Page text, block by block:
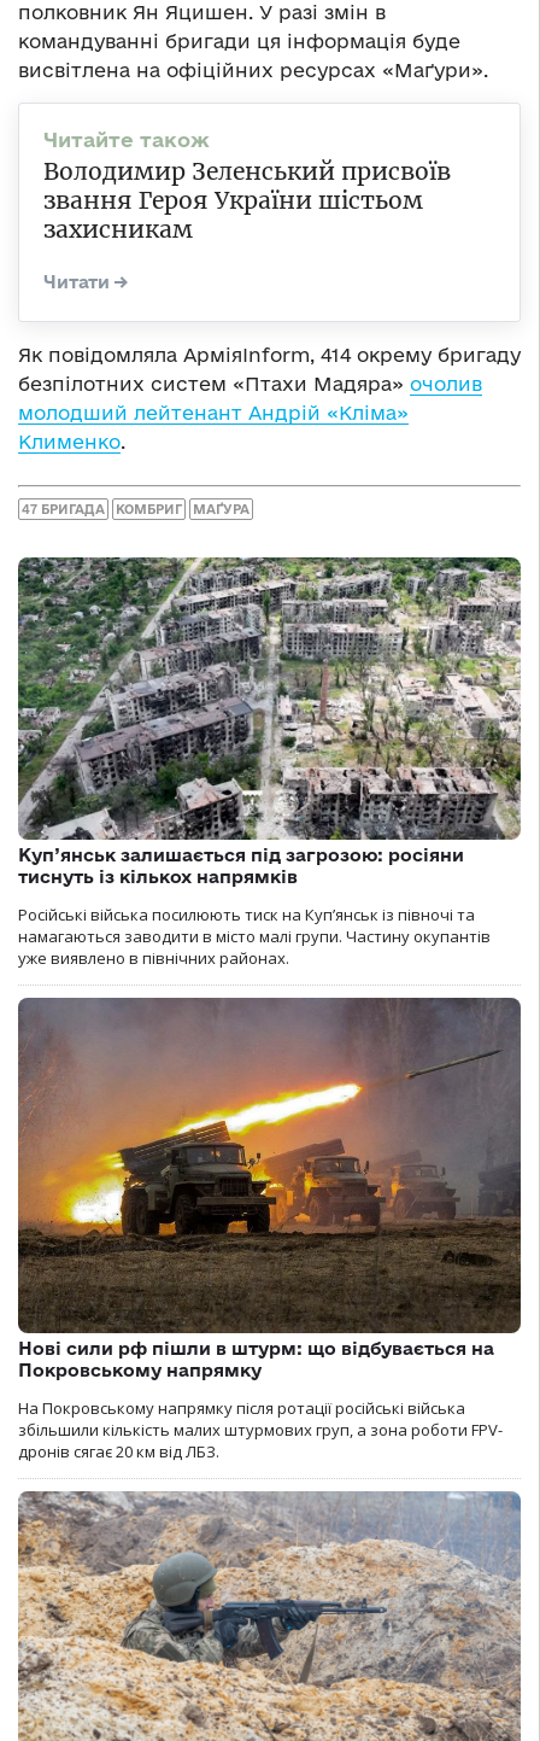
полковник Ян Яцишен. У разі змін в
командуванні бригади ця інформація буде
висвітлена на офіційних ресурсах «Маґури».
Володимир Зеленський присвоїв
звання Героя України шістьом
захисникам
Як повідомляла АрміяInform, 414 окрему бригаду
безпілотних систем «Птахи Мадяра» очолив
молодший лейтенант Андрій «Кліма»
Клименко.
47 БРИГАДА КОМБРИГ МАҐУРА
Куп’янськ залишається під загрозою: росіяни
тиснуть із кількох напрямків
Російські війська посилюють тиск на Куп’янськ із півночі та
намагаються заводити в місто малі групи. Частину окупантів
уже виявлено в північних районах.
Нові сили рф пішли в штурм: що відбувається на
Покровському напрямку
На Покровському напрямку після ротації російські війська
збільшили кількість малих штурмових груп, а зона роботи FPV-
дронів сягає 20 км від ЛБЗ.